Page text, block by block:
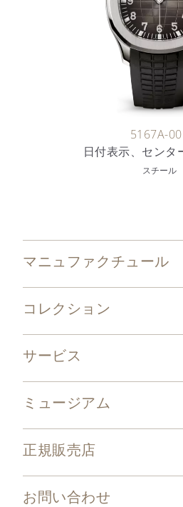
5167A-
日付表示、センタ
スチール
マニュファクチュール
コレクション
サービス
ミュージアム
正規販売店
お問い合わせ